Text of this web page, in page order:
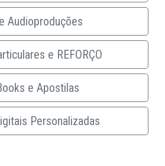
Audioproduções
e REFORÇO
e Apostilas
Personalizadas